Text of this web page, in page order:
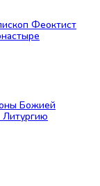
Феоктист
Божией